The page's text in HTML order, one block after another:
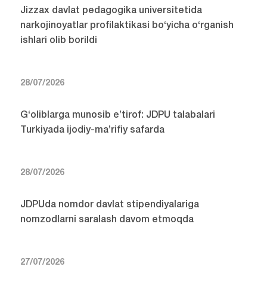
Jizzax davlat pedagogika universitetida
narkojinoyatlar profilaktikasi bo‘yicha o‘rganish
ishlari olib borildi
28/07/2026
G‘oliblarga munosib e’tirof: JDPU talabalari
Turkiyada ijodiy-ma’rifiy safarda
28/07/2026
JDPUda nomdor davlat stipendiyalariga
nomzodlarni saralash davom etmoqda
27/07/2026